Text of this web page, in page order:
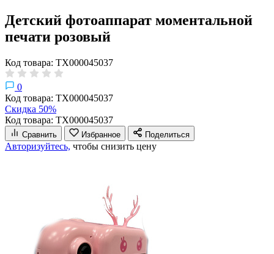
Детский фотоаппарат моментальной
печати розовый
Код товара: ТХ000045037
0
Код товара: ТХ000045037
Скидка 50%
Код товара: ТХ000045037
Сравнить Избранное Поделиться
Авторизуйтесь, чтобы снизить цену